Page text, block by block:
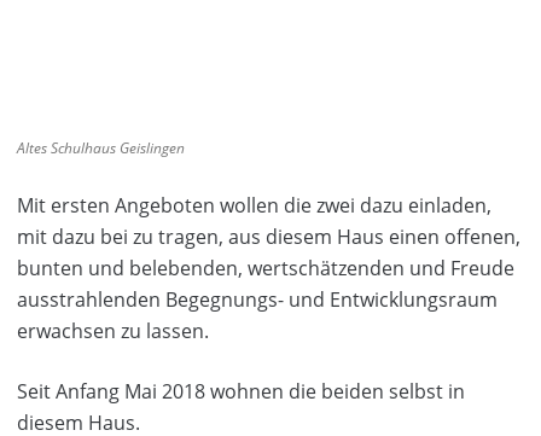
Altes Schulhaus Geislingen
Mit ersten Angeboten wollen die zwei dazu einladen,
mit dazu bei zu tragen, aus diesem Haus einen offenen,
bunten und belebenden, wertschätzenden und Freude
ausstrahlenden Begegnungs- und Entwicklungsraum
erwachsen zu lassen.
Seit Anfang Mai 2018 wohnen die beiden selbst in
diesem Haus.